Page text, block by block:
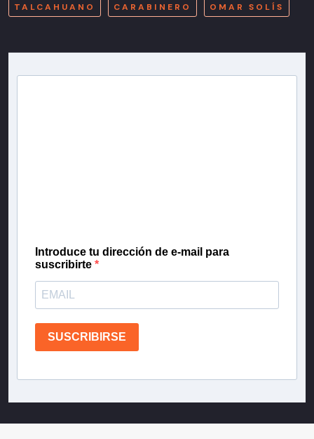
TALCAHUANO CARABINERO OMAR SOLÍS
Introduce tu dirección de e-mail para
suscribirte
SUSCRIBIRSE